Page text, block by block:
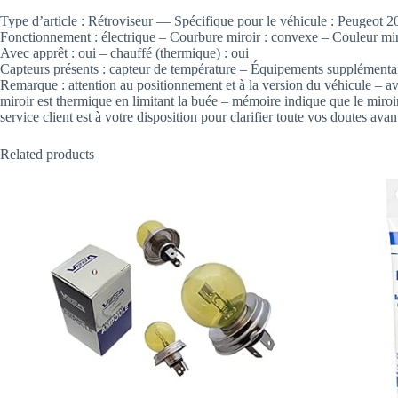
Type d’article : Rétroviseur — Spécifique pour le véhicule : Peugeot
Fonctionnement : électrique – Courbure miroir : convexe – Couleur
Avec apprêt : oui – chauffé (thermique) : oui
Capteurs présents : capteur de température – Équipements
Remarque : attention au positionnement et à la version du véhicule –
miroir est thermique en limitant la buée – mémoire indique que le
service client est à votre disposition pour clarifier toute vos doutes
Related products